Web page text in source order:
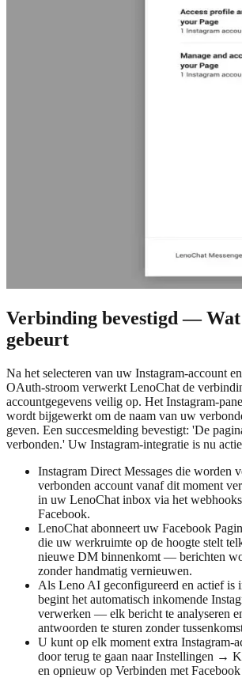
Verbinding bevestigd —
gebeurt
Na het selecteren van uw Instagram-account
OAuth-stroom verwerkt LenoChat de
accountgegevens veilig op. Het Instagram-
wordt bijgewerkt om de naam van uw
geven. Een succesmelding bevestigt: 'De
verbonden.' Uw Instagram-integratie is nu
Instagram Direct Messages die worden
verbonden account vanaf dit moment
in uw LenoChat inbox via het
Facebook.
LenoChat abonneert uw Facebook
die uw werkruimte op de hoogte stelt
nieuwe DM binnenkomt — berichten
zonder handmatig vernieuwen.
Als Leno AI geconfigureerd en actief is
begint het automatisch inkomende
verwerken — elk bericht te analyseren
antwoorden te sturen zonder
U kunt op elk moment extra Instagram-
door terug te gaan naar Instellingen →
en opnieuw op Verbinden met